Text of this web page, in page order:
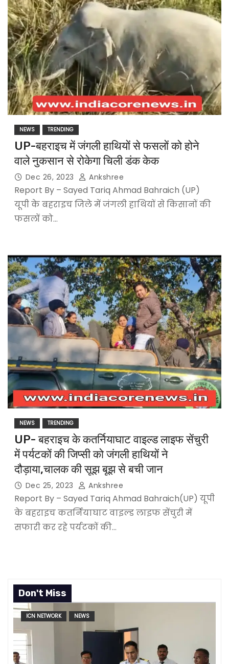
NEWS TRENDING
UP-बहराइच में जंगली हाथियों से फसलों को होने
वाले नुकसान से रोकेगा चिली डंक केक
Dec 26, 2023 Ankshree
Report By – Sayed Tariq Ahmad Bahraich (UP)
यूपी के बहराइच जिले में जंगली हाथियों से किसानों की
फसलों को…
NEWS TRENDING
UP- बहराइच के कतर्नियाघाट वाइल्ड लाइफ सेंचुरी
में पर्यटकों की जिप्सी को जंगली हाथियों ने
दौड़ाया,चालक की सूझ बूझ से बची जान
Dec 25, 2023 Ankshree
Report By – Sayed Tariq Ahmad Bahraich(UP) यूपी
के बहराइच कतर्नियाघाट वाइल्ड लाइफ सेंचुरी में
सफारी कर रहे पर्यटकों की…
Don't Miss
ICN NETWORK NEWS